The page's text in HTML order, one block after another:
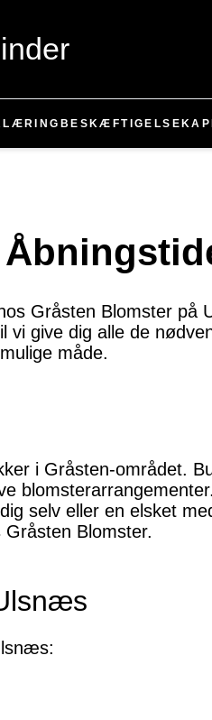
LÆRING BESKÆFTIGELSE
Gråsten Blomster på
give dig alle de
måde.
i Gråsten-området.
selv eller en elsket
Blomster.